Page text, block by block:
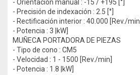
- Orientación manual : -15 / +195 [°]
- Precisión de indexación : 2.5 [°]
- Rectificación interior : 40.000 [Rev./min]
- Potencia : 3 |kW]
MUÑECA PORTADORA DE PIEZAS
- Tipo de cono : CM5
- Velocidad : 1 - 1500 [Rev./min]
- Potencia : 1.8 |kW]